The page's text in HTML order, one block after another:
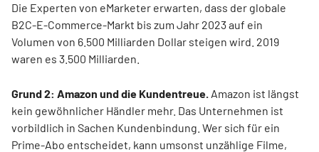
Die Experten von eMarketer erwarten, dass der globale
B2C-E-Commerce-Markt bis zum Jahr 2023 auf ein
Volumen von 6.500 Milliarden Dollar steigen wird. 2019
waren es 3.500 Milliarden.
Grund 2: Amazon und die Kundentreue. Amazon ist längst
kein gewöhnlicher Händler mehr. Das Unternehmen ist
vorbildlich in Sachen Kundenbindung. Wer sich für ein
Prime-Abo entscheidet, kann umsonst unzählige Filme,